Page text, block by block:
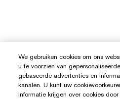
We gebruiken cookies om ons
u te voorzien van
gebaseerde advertenties en
kanalen. U kunt uw
informatie krijgen over cookies